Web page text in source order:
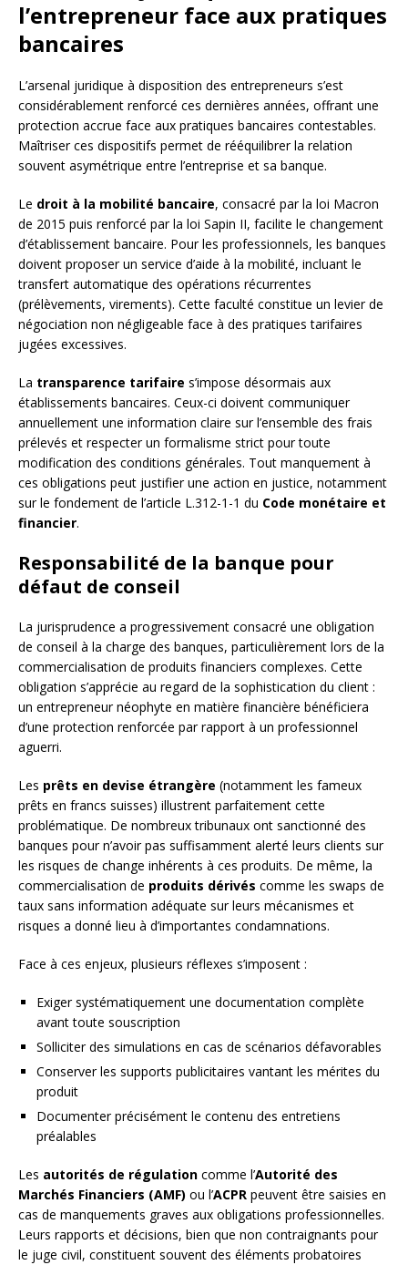
l’entrepreneur face aux pratiques
bancaires
L’arsenal juridique à disposition des entrepreneurs s’est
considérablement renforcé ces dernières années, offrant une
protection accrue face aux pratiques bancaires contestables.
Maîtriser ces dispositifs permet de rééquilibrer la relation
souvent asymétrique entre l’entreprise et sa banque.
Le droit à la mobilité bancaire, consacré par la loi Macron
de 2015 puis renforcé par la loi Sapin II, facilite le changement
d’établissement bancaire. Pour les professionnels, les banques
doivent proposer un service d’aide à la mobilité, incluant le
transfert automatique des opérations récurrentes
(prélèvements, virements). Cette faculté constitue un levier de
négociation non négligeable face à des pratiques tarifaires
jugées excessives.
La transparence tarifaire s’impose désormais aux
établissements bancaires. Ceux-ci doivent communiquer
annuellement une information claire sur l’ensemble des frais
prélevés et respecter un formalisme strict pour toute
modification des conditions générales. Tout manquement à
ces obligations peut justifier une action en justice, notamment
sur le fondement de l’article L.312-1-1 du Code monétaire et
financier.
Responsabilité de la banque pour
défaut de conseil
La jurisprudence a progressivement consacré une obligation
de conseil à la charge des banques, particulièrement lors de la
commercialisation de produits financiers complexes. Cette
obligation s’apprécie au regard de la sophistication du client :
un entrepreneur néophyte en matière financière bénéficiera
d’une protection renforcée par rapport à un professionnel
aguerri.
Les prêts en devise étrangère (notamment les fameux
prêts en francs suisses) illustrent parfaitement cette
problématique. De nombreux tribunaux ont sanctionné des
banques pour n’avoir pas suffisamment alerté leurs clients sur
les risques de change inhérents à ces produits. De même, la
commercialisation de produits dérivés comme les swaps de
taux sans information adéquate sur leurs mécanismes et
risques a donné lieu à d’importantes condamnations.
Face à ces enjeux, plusieurs réflexes s’imposent :
Exiger systématiquement une documentation complète
avant toute souscription
Solliciter des simulations en cas de scénarios défavorables
Conserver les supports publicitaires vantant les mérites du
produit
Documenter précisément le contenu des entretiens
préalables
Les autorités de régulation comme l’Autorité des
Marchés Financiers (AMF) ou l’ACPR peuvent être saisies en
cas de manquements graves aux obligations professionnelles.
Leurs rapports et décisions, bien que non contraignants pour
le juge civil, constituent souvent des éléments probatoires